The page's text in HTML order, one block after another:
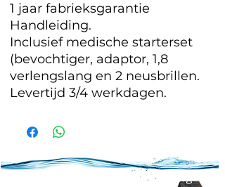
1 jaar fabrieksgarantie
Handleiding.
Inclusief medische starterset
(bevochtiger, adaptor, 1,8
verlengslang en 2 neusbrillen.
Levertijd 3/4 werkdagen.